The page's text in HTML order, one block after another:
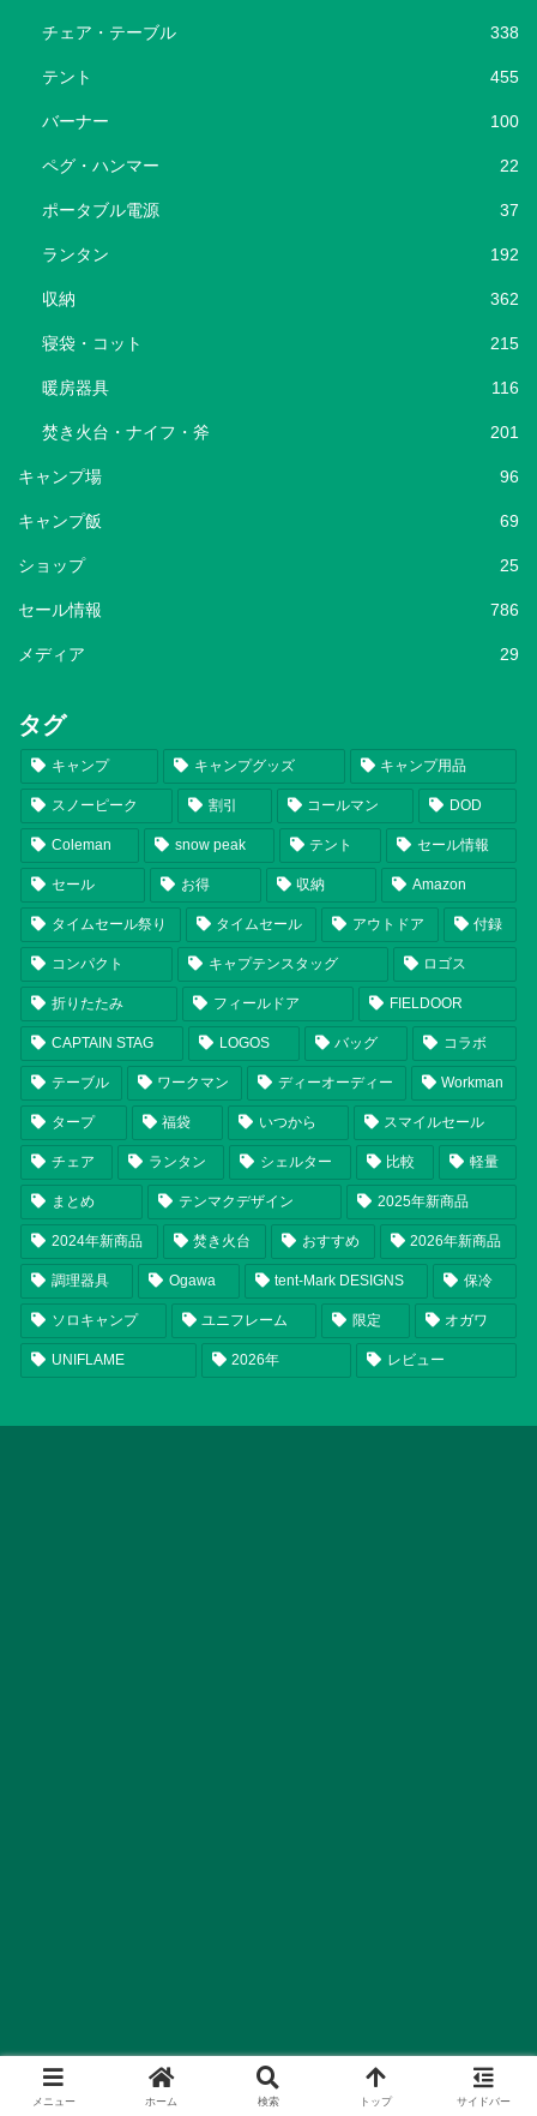
チェア・テーブル 338
テント 455
バーナー 100
ペグ・ハンマー 22
ポータブル電源 37
ランタン 192
収納 362
寝袋・コット 215
暖房器具 116
焚き火台・ナイフ・斧 201
キャンプ場 96
キャンプ飯 69
ショップ 25
セール情報 786
メディア 29
タグ
キャンプ キャンプグッズ キャンプ用品
スノーピーク 割引 コールマン DOD
Coleman snow peak テント セール情報
セール お得 収納 Amazon
タイムセール祭り タイムセール アウトドア 付録
コンパクト キャプテンスタッグ ロゴス
折りたたみ フィールドア FIELDOOR
CAPTAIN STAG LOGOS バッグ コラボ
テーブル ワークマン ディーオーディー Workman
タープ 福袋 いつから スマイルセール
チェア ランタン シェルター 比較 軽量
まとめ テンマクデザイン 2025年新商品
2024年新商品 焚き火台 おすすめ 2026年新商品
調理器具 Ogawa tent-Mark DESIGNS 保冷
ソロキャンプ ユニフレーム 限定 オガワ
UNIFLAME 2026年 レビュー
メニュー ホーム 検索 トップ サイドバー